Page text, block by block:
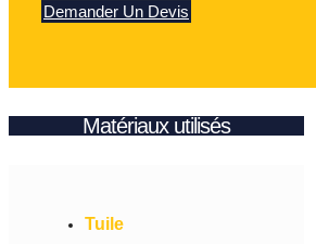
Demander Un Devis
Matériaux utilisés
Tuile